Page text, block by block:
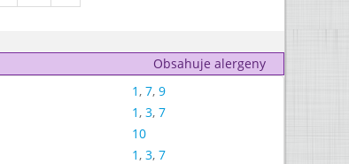
Obsahuje alergeny
1, 7, 9
1, 3, 7
10
1, 3, 7